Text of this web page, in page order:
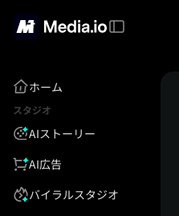
ホーム
スタジオ
AIストーリー
AI広告
バイラルスタジオ